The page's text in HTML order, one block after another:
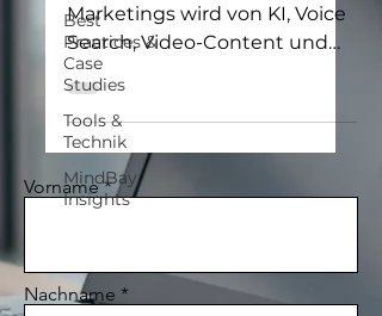
Best
Practices &
Case
Studies
Tools &
Technik
MindBay
Insights
Marketings wird von KI, Voice
Search, Video-Content und
personalisierten Erlebnissen
geprägt sein.
Vorname
Nachname